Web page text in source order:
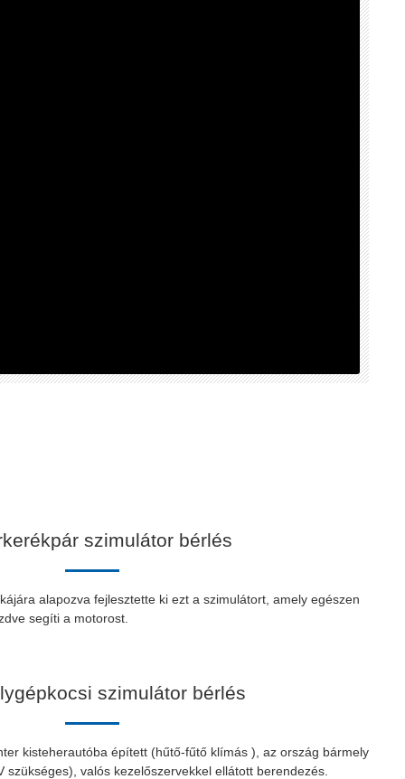
szimulátor bérlés
alapozva fejlesztette ki ezt a szimulátort, amely egészen
segíti a motorost.
szimulátor bérlés
kisteherautóba épített (hűtő-fűtő klímás ), az ország bármely
valós kezelőszervekkel ellátott berendezés.